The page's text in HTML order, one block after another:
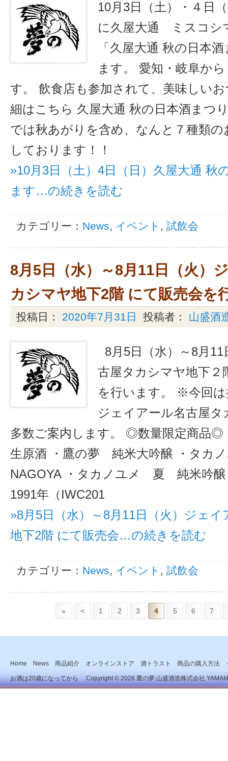
10月3日（土）・４日
に久屋大通 ミスコシ
「久屋大通 秋の日本
ます。 愛知・岐阜か
す。 飲食店も参加されて、美味しい
細はこちら 久屋大通 秋の日本酒まつ
では秋あがりを含め、なんと７種類
しております！！
»10月3日（土）4日（日）久屋大通 秋
ます…の続きを読む
カテゴリー： News, イベント , 試飲会
8月5日（水）～8月11日（火）
カシマヤ地下2階 にて販売会を
投稿日： 2020年7月31日 投稿者： 山盛酒
8月5日（水）～8月
古屋タカシマヤ地下２
を行います。 ※今回
ジェイアール名古屋
多数ご案内します。 ◎数量限定商
生原酒 ・鷹の夢 純米大吟醸 ・タカ
NAGOYA ・タカノユメ 夏 純米吟
1991年（IWC201
»8月5日（水）～8月11日（火）ジェ
地下2階 にて販売会…の続きを読む
カテゴリー： News, イベント , 試飲会
« < 1 2 3 4 5 6 7
Home News 商品紹介 オンラインストア 酒トラスト 商品の購入方法
お酒は20歳になってから Copyright © 2026鷹の夢 山盛酒造株式会社